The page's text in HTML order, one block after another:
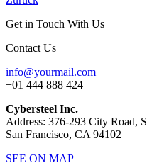
Get in Touch With Us
Contact Us
info@yourmail.com
+01 444 888 424
Cybersteel Inc.
Address: 376-293 City Road,
San Francisco, CA 94102
SEE ON MAP